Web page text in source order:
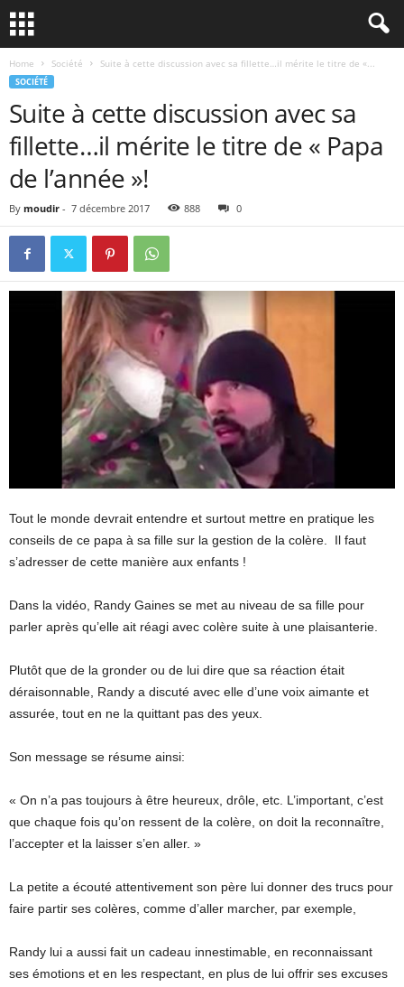
Home Société Suite à cette discussion avec sa fillette…il mérite le titre de «...
SOCIÉTÉ
Suite à cette discussion avec sa
fillette…il mérite le titre de « Papa
de l’année »!
By moudir - 7 décembre 2017 888 0
Tout le monde devrait entendre et surtout mettre en pratique les
conseils de ce papa à sa fille sur la gestion de la colère. Il faut
s’adresser de cette manière aux enfants !
Dans la vidéo, Randy Gaines se met au niveau de sa fille pour
parler après qu’elle ait réagi avec colère suite à une plaisanterie.
Plutôt que de la gronder ou de lui dire que sa réaction était
déraisonnable, Randy a discuté avec elle d’une voix aimante et
assurée, tout en ne la quittant pas des yeux.
Son message se résume ainsi:
« On n’a pas toujours à être heureux, drôle, etc. L’important, c’est
que chaque fois qu’on ressent de la colère, on doit la reconnaître,
l’accepter et la laisser s’en aller. »
La petite a écouté attentivement son père lui donner des trucs pour
faire partir ses colères, comme d’aller marcher, par exemple,
Randy lui a aussi fait un cadeau innestimable, en reconnaissant
ses émotions et en les respectant, en plus de lui offrir ses excuses